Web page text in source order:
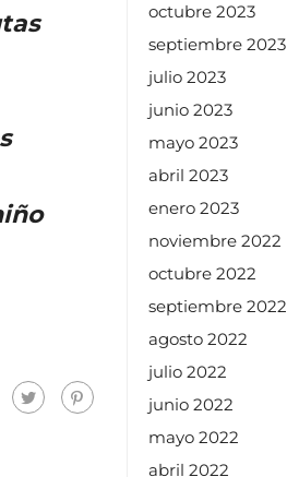
octubre 2023
septiembre 2023
julio 2023
junio 2023
mayo 2023
abril 2023
enero 2023
noviembre 2022
octubre 2022
septiembre 2022
agosto 2022
julio 2022
junio 2022
mayo 2022
abril 2022